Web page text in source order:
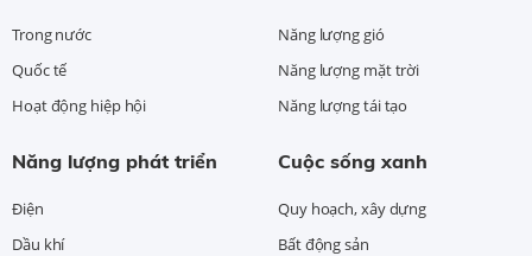
Trong nước
Quốc tế
Hoạt động hiệp hội
Năng lượng gió
Năng lượng mặt trời
Năng lượng tái tạo
Năng lượng phát triển
Điện
Dầu khí
Cuộc sống xanh
Quy hoạch, xây dựng
Bất động sản